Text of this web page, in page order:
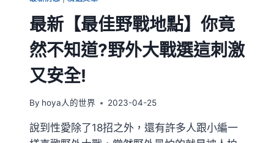
最新【最佳野戰地點】你竟
然不知道?野外大戰選這刺激
又安全!
By hoya人的世界 2023-04-25
說到性愛除了18招之外，還有許多人跟小編一